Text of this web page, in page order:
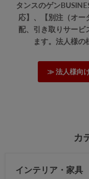
タンスのゲン
応】、【別注（オー
配、引き取りサービ
ます。法人様の
≫ 法人様向
カ
インテリア・家具